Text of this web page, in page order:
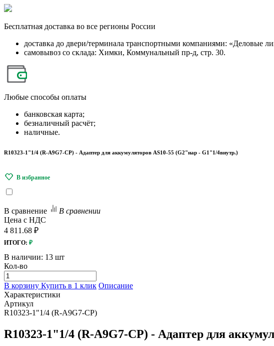
Бесплатная доставка во все регионы России
доставка до двери/терминала транспортными компаниями: «Деловые
самовывоз со склада: Химки, Коммунальный пр-д, стр. 30.
Любые способы оплаты
банковская карта;
безналичный расчёт;
наличные.
R10323-1"1/4 (R-A9G7-CP) - Адаптер для аккумуляторов AS10-55 (G2"нар - G1"1/4внутр.)
В сравнение
В сравнении
Цена с НДС
4 811.68 ₽
ИТОГО: ₽
В наличии: 13 шт
Кол-во
В корзину Купить в 1 клик Описание
Характеристики
Артикул
R10323-1"1/4 (R-A9G7-CP)
R10323-1"1/4 (R-A9G7-CP) - Адаптер для